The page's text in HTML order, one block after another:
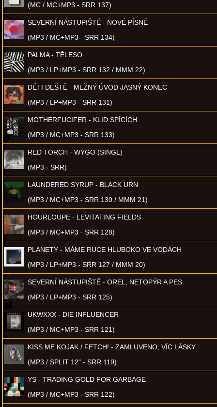
(MC / MC+MP3 - SRR 137)
SEVERNÍ NÁSTUPIŠTĚ - NOVÉ PÍSNĚ
(MP3 / MC+MP3 - SRR 134)
PALMA - TĚLESO
(MP3 / LP+MP3 - SRR 132 / MMM 22)
DĚTI DEŠTĚ - MLŽNÝ ÚVOD JASNÝ KONEC
(MP3 / LP+MP3 - SRR 131)
MOTHERFUCIFER - KLID SPÍCÍCH
(MP3 / MC+MP3 - SRR 133)
RED TORCH - WYGO (SINGL)
(MP3 - SRR)
LAUNDERED SYRUP - BLACK URN
(MP3 / MC+MP3 - SRR 130 / MMM 21)
HOURLOUPE - LEVITATING FIELDS
(MP3 / MC+MP3 - SRR 128)
PLANETY - MÁME RUCE HLUBOKO VE VODÁCH
(MP3 / LP+MP3 - SRR 127 / MMM 20)
SEVERNÍ NÁSTUPIŠTĚ - OREL, NETOPÝR A PES
(MP3 / LP+MP3 - SRR 125)
UKWXXX - DIE INFLUENCER
(MP3 / MC+MP3 - SRR 121)
KISS ME KOJAK / FETCH! - ZAMLUVENO, VÍC LÁSKY
(MP3 / SPLIT 12" - SRR 119)
YS - TRADING GOLD FOR GARBAGE
(MP3 / MC+MP3 - SRR 122)